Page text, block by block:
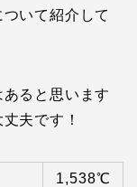
いて紹介して
ると思います
夫です！
1,538℃